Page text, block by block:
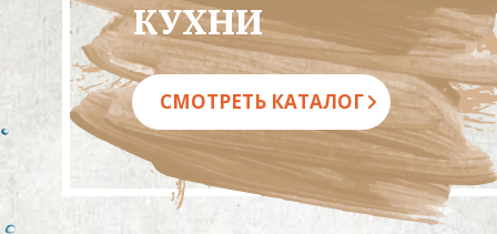
СМОТРЕТЬ КАТАЛОГ
КУХНИ